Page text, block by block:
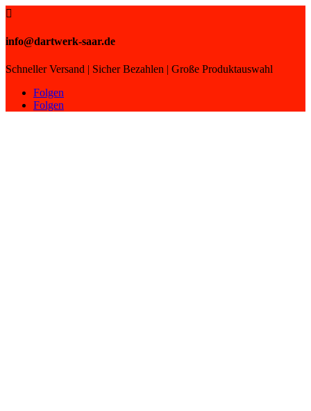

info@dartwerk-saar.de
Schneller Versand | Sicher Bezahlen | Große Produktauswahl
Folgen
Folgen